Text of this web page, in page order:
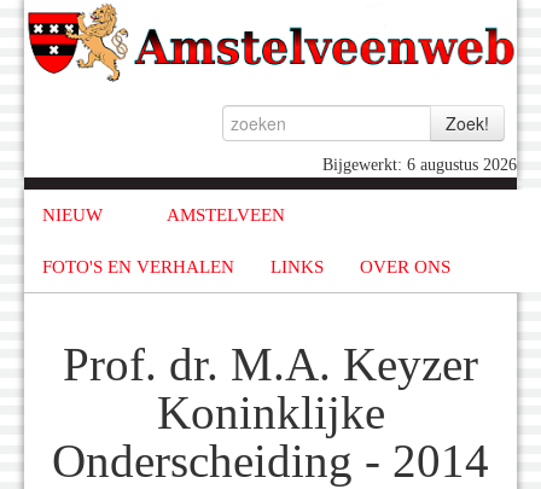
Bijgewerkt: 6 augustus 2026
NIEUW AMSTELVEEN
FOTO'S EN VERHALEN LINKS OVER ONS
Prof. dr. M.A. Keyzer
Koninklijke
Onderscheiding - 2014